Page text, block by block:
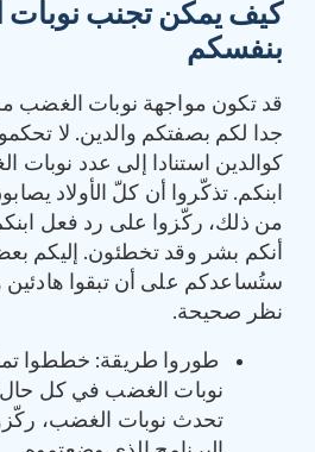
كيف يمكن تجنب
بنفسكم
قد تكون مواجهة نوبات الغضب
جدا لكم بصفتكم والدين. لا
كوالدين استنادا إلى عدد نوبات
ابنكم. تذكّروا أن كلّ الأولاد
من ذلك، ركّزوا على رد فعل
أنكم بشر وقد تخطئون. إليكم
ستُساعدكم على أن تبقوا
نظر صحيحة.
طوروا طريقة: خططوا
نوبات الغضب في كل حال
تحدث نوبات الغضب،